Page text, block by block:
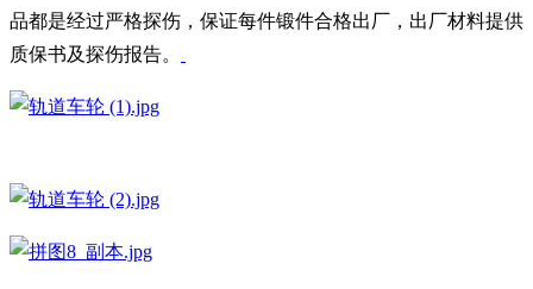
品都是经过严格探伤，保证每件锻件合格出厂，出厂材料提供
质保书及探伤报告。